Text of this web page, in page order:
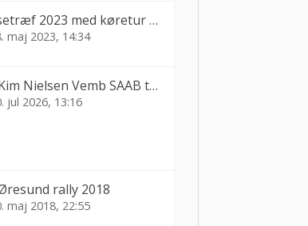
2023 med køretur i …
maj 2023, 14:34
Nielsen Vemb SAAB træ…
jul 2026, 13:16
rally 2018
maj 2018, 22:55